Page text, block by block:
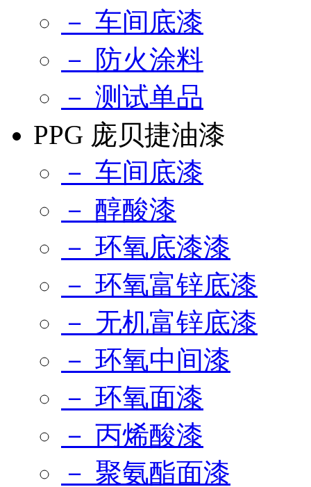
－ 车间底漆
－ 防火涂料
－ 测试单品
PPG 庞贝捷油漆
－ 车间底漆
－ 醇酸漆
－ 环氧底漆漆
－ 环氧富锌底漆
－ 无机富锌底漆
－ 环氧中间漆
－ 环氧面漆
－ 丙烯酸漆
－ 聚氨酯面漆